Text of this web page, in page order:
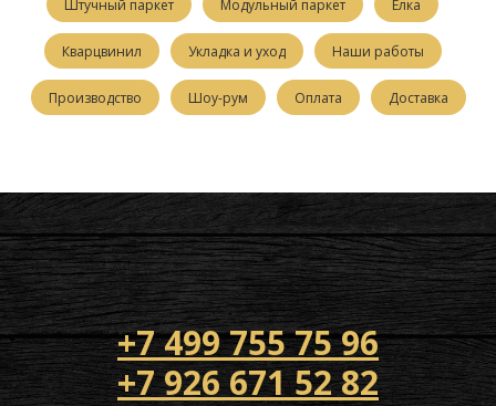
Штучный паркет Модульный паркет Елка
Кварцвинил Укладка и уход Наши работы
Производство Шоу-рум Оплата Доставка
+7 499 755 75 96
+7 926 671 52 82